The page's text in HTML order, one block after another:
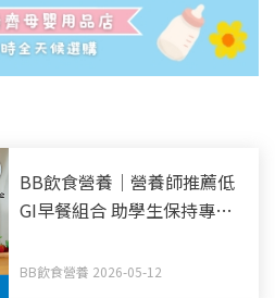
BB飲食營養｜營養師推薦低
GI早餐組合 助學生保持專注
BB飲食營養 2026-05-12